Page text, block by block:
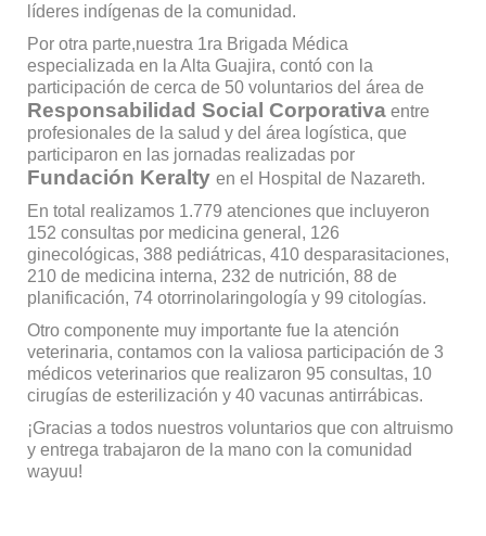
líderes indígenas de la comunidad.
Por otra parte,nuestra 1ra Brigada Médica
especializada en la Alta Guajira, contó con la
participación de cerca de 50 voluntarios del área de
Responsabilidad Social Corporativaentre
profesionales de la salud y del área logística, que
participaron en las jornadas realizadas por
Fundación Keralty en el Hospital de Nazareth.
En total realizamos 1.779 atenciones que incluyeron
152 consultas por medicina general, 126
ginecológicas, 388 pediátricas, 410 desparasitaciones,
210 de medicina interna, 232 de nutrición, 88 de
planificación, 74 otorrinolaringología y 99 citologías.
Otro componente muy importante fue la atención
veterinaria, contamos con la valiosa participación de 3
médicos veterinarios que realizaron 95 consultas, 10
cirugías de esterilización y 40 vacunas antirrábicas.
¡Gracias a todos nuestros voluntarios que con altruismo
y entrega trabajaron de la mano con la comunidad
wayuu!